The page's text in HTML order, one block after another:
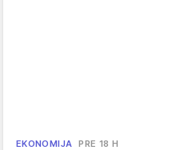
EKONOMIJA PRE 18 H